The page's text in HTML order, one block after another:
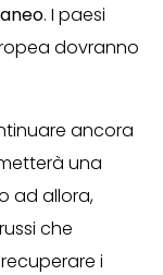
. I paesi
dovranno
ancora
una
ad allora,
che
i